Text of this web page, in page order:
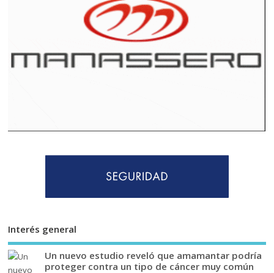
Interés general
Un nuevo estudio reveló que amamantar podría
proteger contra un tipo de cáncer muy común